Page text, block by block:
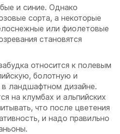
и синие. Однако
сорта, а некоторые
или фиолетовые
становятся
относится к полевым
болотную и
ландшафтном дизайне.
на клумбах и альпийских
что после цветения
и надо правильно